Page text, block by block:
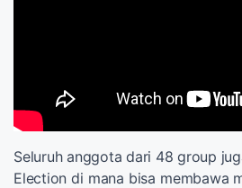
Seluruh anggota dari 48 group
Election di mana bisa membawa